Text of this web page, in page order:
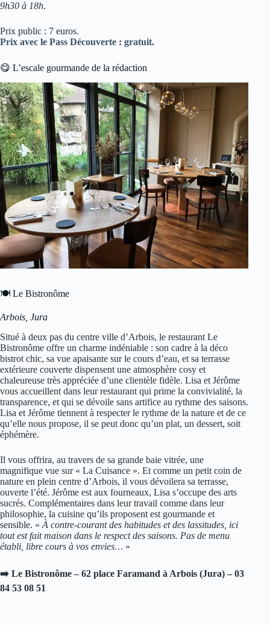
9h30 à 18h.
Prix public : 7 euros.
Prix avec le Pass Découverte : gratuit.
😋 L’escale gourmande de la rédaction
🍽 Le Bistronôme
Arbois, Jura
Situé à deux pas du centre ville d’Arbois, le restaurant Le
Bistronôme offre un charme indéniable : son cadre à la déco
bistrot chic, sa vue apaisante sur le cours d’eau, et sa terrasse
extérieure couverte dispensent une atmosphère cosy et
chaleureuse très appréciée d’une clientèle fidèle. Lisa et Jérôme
vous accueillent dans leur restaurant qui prime la convivialité, la
transparence, et qui se dévoile sans artifice au rythme des saisons.
Lisa et Jérôme tiennent à respecter le rythme de la nature et de ce
qu’elle nous propose, il se peut donc qu’un plat, un dessert, soit
éphémère.
Il vous offrira, au travers de sa grande baie vitrée, une
magnifique vue sur « La Cuisance ». Et comme un petit coin de
nature en plein centre d’Arbois, il vous dévoilera sa terrasse,
ouverte l’été. Jérôme est aux fourneaux, Lisa s’occupe des arts
sucrés. Complémentaires dans leur travail comme dans leur
philosophie, la cuisine qu’ils proposent est gourmande et
sensible. « À contre-courant des habitudes et des lassitudes, ici
tout est fait maison dans le respect des saisons. Pas de menu
établi, libre cours à vos envies… »
➡️ Le Bistronôme – 62 place Faramand à Arbois (Jura) – 03
84 53 08 51